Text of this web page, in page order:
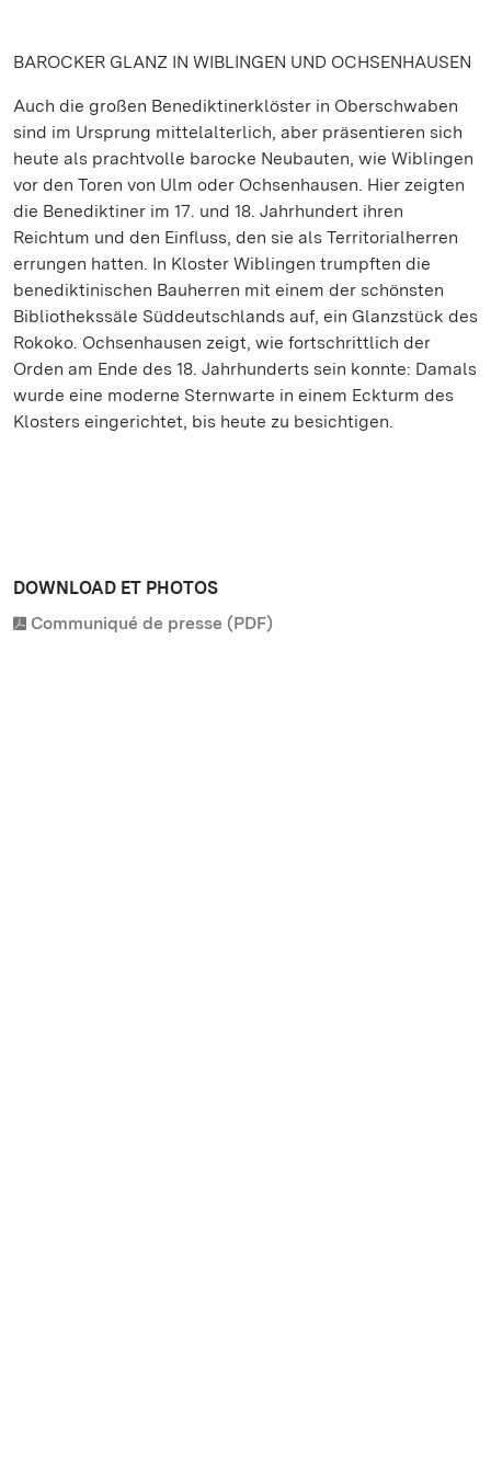
BAROCKER GLANZ IN WIBLINGEN UND OCHSENHAUSEN
Auch die großen Benediktinerklöster in Oberschwaben
sind im Ursprung mittelalterlich, aber präsentieren sich
heute als prachtvolle barocke Neubauten, wie Wiblingen
vor den Toren von Ulm oder Ochsenhausen. Hier zeigten
die Benediktiner im 17. und 18. Jahrhundert ihren
Reichtum und den Einfluss, den sie als Territorialherren
errungen hatten. In Kloster Wiblingen trumpften die
benediktinischen Bauherren mit einem der schönsten
Bibliothekssäle Süddeutschlands auf, ein Glanzstück des
Rokoko. Ochsenhausen zeigt, wie fortschrittlich der
Orden am Ende des 18. Jahrhunderts sein konnte: Damals
wurde eine moderne Sternwarte in einem Eckturm des
Klosters eingerichtet, bis heute zu besichtigen.
DOWNLOAD ET PHOTOS
Communiqué de presse (PDF)